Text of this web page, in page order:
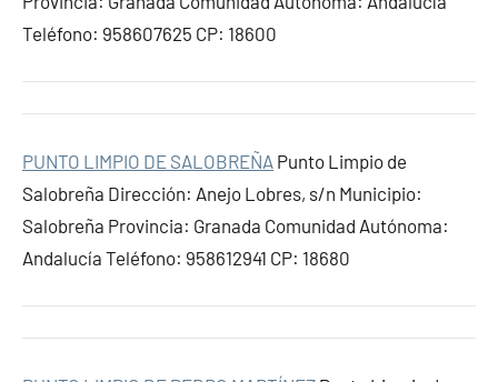
Teléfono: 958607625 CP: 18600
PUNTO LIMPIO DE SALOBREÑA Punto Limpio de
Salobreña Dirección: Anejo Lobres, s/n Municipio:
Salobreña Provincia: Granada Comunidad Autónoma:
Andalucía Teléfono: 958612941 CP: 18680